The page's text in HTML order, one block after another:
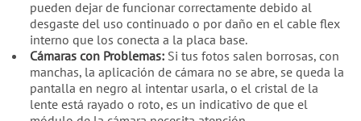
pueden dejar de funcionar correctamente debido al
desgaste del uso continuado o por daño en el cable flex
interno que los conecta a la placa base.
Cámaras con Problemas:Si tus fotos salen borrosas, con
manchas, la aplicación de cámara no se abre, se queda la
pantalla en negro al intentar usarla, o el cristal de la
lente está rayado o roto, es un indicativo de que el